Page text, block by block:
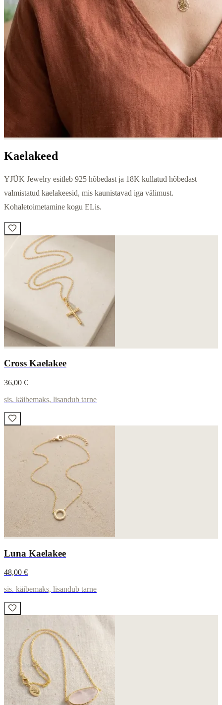
Kaelakeed
YJÜK Jewelry esitleb 925 hõbedast ja 18K kullatud hõbedast
valmistatud kaelakeesid, mis kaunistavad iga välimust.
Kohaletoimetamine kogu ELis.
Cross Kaelakee
36,00 €
sis. käibemaks, lisandub tarne
Luna Kaelakee
48,00 €
sis. käibemaks, lisandub tarne